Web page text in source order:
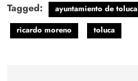
Tagged: ayuntamiento de toluca
ricardo moreno
toluca